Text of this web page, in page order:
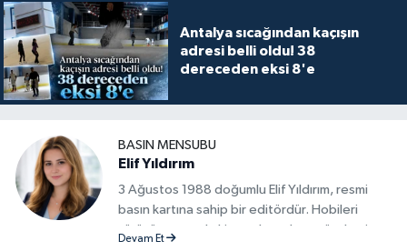
Antalya sıcağından kaçışın
adresi belli oldu! 38
dereceden eksi 8'e
BASIN MENSUBU
Elif Yıldırım
3 Ağustos 1988 doğumlu Elif Yıldırım, resmi
basın kartına sahip bir editördür. Hobileri
yürüyüş yapmak, kitap okumak ve gündemi
Devam Et